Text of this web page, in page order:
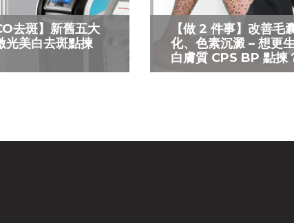
去斑】新舊五大
光美白去斑點揀
【做 2 件事】改善毛
化、色素沉澱 – 想更
白膚質 CPS BP 點揀